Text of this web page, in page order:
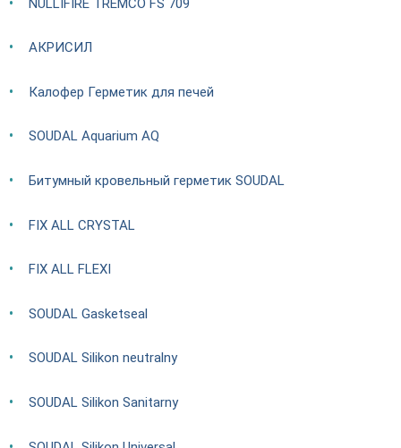
NULLIFIRE TREMCO FS 709
АКРИСИЛ
Калофер Герметик для печей
SOUDAL Aquarium AQ
Битумный кровельный герметик SOUDAL
FIX ALL CRYSTAL
FIX ALL FLEXI
SOUDAL Gasketseal
SOUDAL Silikon neutralny
SOUDAL Silikon Sanitarny